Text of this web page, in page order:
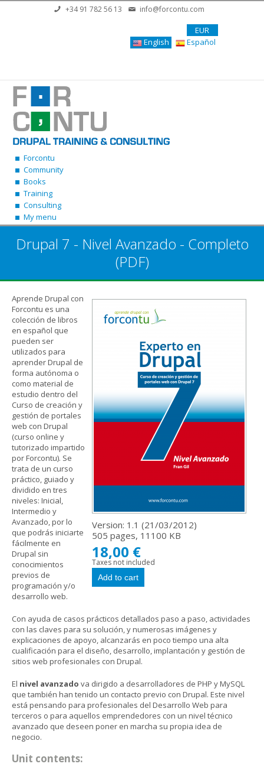
Skip to main content+34 91 782 56 13 info@forcontu.com
EUR
English
Español
Forcontu
Community
Books
Training
Consulting
My menu
Drupal 7 - Nivel Avanzado - Completo
(PDF)
Version: 1.1 (21/03/2012)
505 pages, 11100 KB
18,00 €
Taxes not included
Aprende Drupal con
Forcontu es una
colección de libros
en español que
pueden ser
utilizados para
aprender Drupal de
forma autónoma o
como material de
estudio dentro del
Curso de creación y
gestión de portales
web con Drupal
(curso online y
tutorizado impartido
por Forcontu). Se
trata de un curso
práctico, guiado y
dividido en tres
niveles: Inicial,
Intermedio y
Avanzado, por lo
que podrás iniciarte
fácilmente en
Drupal sin
conocimientos
previos de
programación y/o
desarrollo web.
Con ayuda de casos prácticos detallados paso a paso, actividades
con las claves para su solución, y numerosas imágenes y
explicaciones de apoyo, alcanzarás en poco tiempo una alta
cualificación para el diseño, desarrollo, implantación y gestión de
sitios web profesionales con Drupal.
El nivel avanzado va dirigido a desarrolladores de PHP y MySQL
que también han tenido un contacto previo con Drupal. Este nivel
está pensando para profesionales del Desarrollo Web para
terceros o para aquellos emprendedores con un nivel técnico
avanzado que deseen poner en marcha su propia idea de
negocio.
Unit contents: